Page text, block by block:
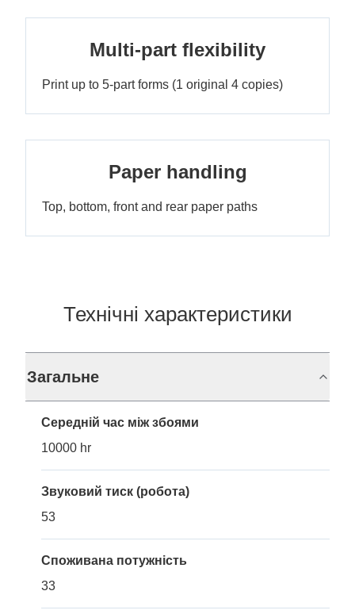
Multi-part flexibility
Print up to 5-part forms (1 original 4 copies)
Paper handling
Top, bottom, front and rear paper paths
Технічні характеристики
Загальне
Середній час між збоями
10000 hr
Звуковий тиск (робота)
53
Споживана потужність
33